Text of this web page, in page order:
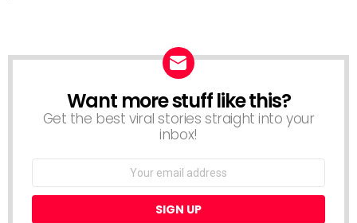
NEWSLETTER
Want more stuff like this?
Get the best viral stories straight into your
inbox!
Email